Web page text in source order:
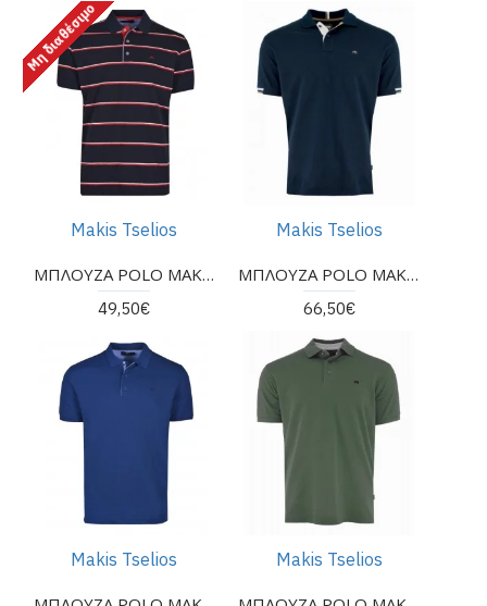
Μη διαθέσιμο
Makis Tselios
ΜΠΛΟΥΖΑ POLO MAKIS TSELIOS σε κανονική γραμμή
49,50€
Makis Tselios
ΜΠΛΟΥΖΑ POLO MAKIS TSELIOS σε κανονική γραμμή
66,50€
Makis Tselios Makis Tselios